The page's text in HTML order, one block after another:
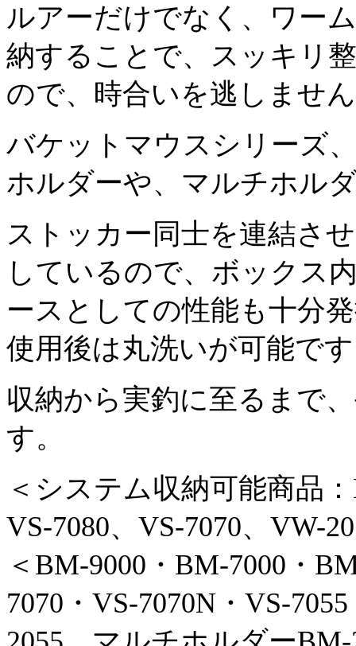
ルアーだけでなく、ワー
納することで、スッキリ
ので、時合いを逃しませ
バケットマウスシリーズ
ホルダーや、マルチホル
ストッカー同士を連結さ
しているので、ボックス
ースとしての性能も十分
使用後は丸洗いが可能で
収納から実釣に至るまで
す。
＜システム収納可能商品
VS-7080、VS-7070、VW-
＜BM-9000・BM-7000・
7070・VS-7070N・VS-